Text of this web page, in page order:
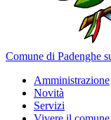
Comune di Padenghe
Amministrazione
Novità
Servizi